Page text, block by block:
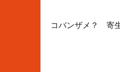
コバンザメ？ 寄